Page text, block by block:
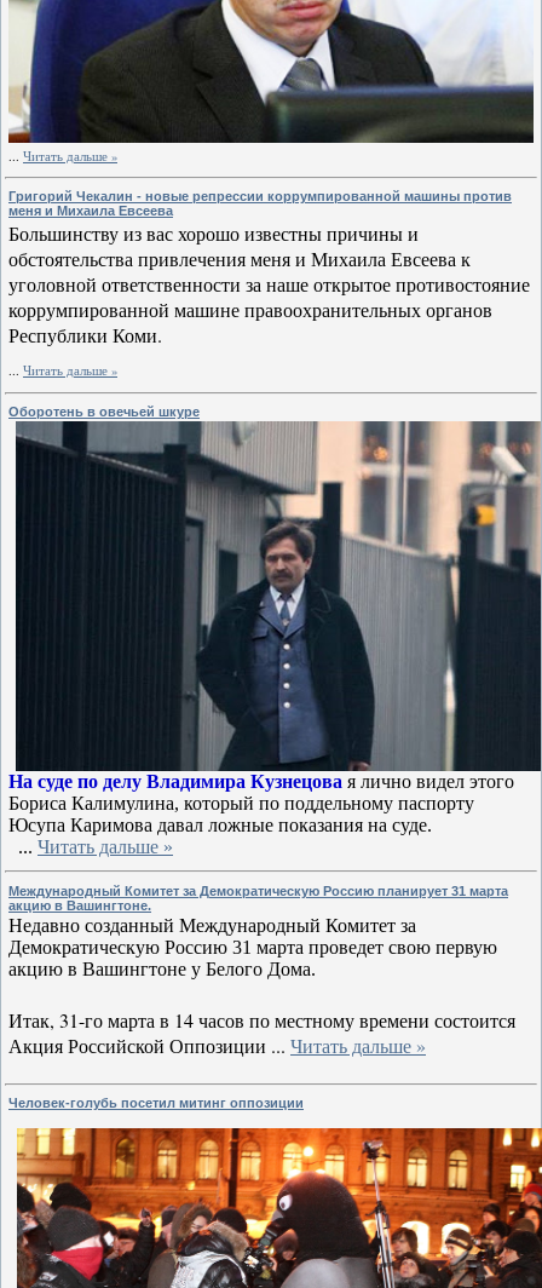
... Читать дальше »
Григорий Чекалин - новые репрессии коррумпированной машины против
меня и Михаила Евсеева
Большинствуиз вас хорошо известны причины и
обстоятельства привлечения меня и Михаила Евсеева к
уголовной ответственности за наше открытое противостояние
коррумпированной машине правоохранительных органов
Республики Коми.
... Читать дальше »
Оборотень в овечьей шкуре
На суде по делу Владимира Кузнецова я лично видел этого
Бориса Калимулина, который по поддельному паспорту
Юсупа Каримова давал ложные показания на суде.
... Читать дальше »
Международный Комитет за Демократическую Россию планирует 31 марта
акцию в Вашингтоне.
Недавно созданный Международный Комитет за
Демократическую Россию 31 марта проведет свою первую
акцию в Вашингтоне у Белого Дома.
Итак, 31-го марта в 14 часов по местному времени состоится
Акция Российской Оппозиции ... Читать дальше »
Человек-голубь посетил митинг оппозиции